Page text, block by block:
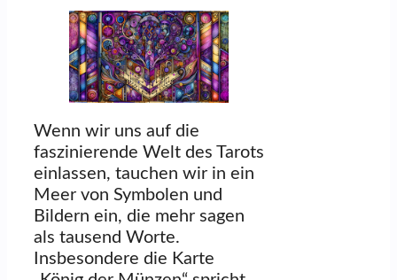
Wenn wir uns auf die
faszinierende Welt des Tarots
einlassen, tauchen wir in ein
Meer von Symbolen und
Bildern ein, die mehr sagen
als tausend Worte.
Insbesondere die Karte